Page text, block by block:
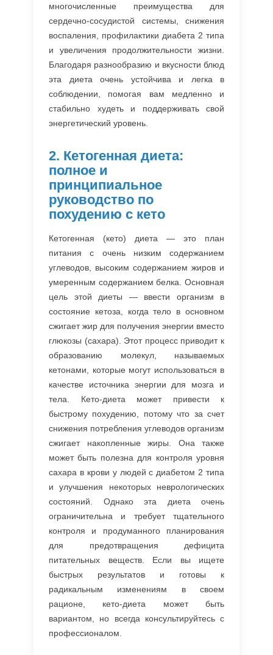
многочисленные преимущества для
сердечно-сосудистой системы, снижения
воспаления, профилактики диабета 2 типа
и увеличения продолжительности жизни.
Благодаря разнообразию и вкусности блюд
эта диета очень устойчива и легка в
соблюдении, помогая вам медленно и
стабильно худеть и поддерживать свой
энергетический уровень.
2. Кетогенная диета:
полное и
принципиальное
руководство по
похудению с кето
Кетогенная (кето) диета — это план
питания с очень низким содержанием
углеводов, высоким содержанием жиров и
умеренным содержанием белка. Основная
цель этой диеты — ввести организм в
состояние кетоза, когда тело в основном
сжигает жир для получения энергии вместо
глюкозы (сахара). Этот процесс приводит к
образованию молекул, называемых
кетонами, которые могут использоваться в
качестве источника энергии для мозга и
тела. Кето-диета может привести к
быстрому похудению, потому что за счет
снижения потребления углеводов организм
сжигает накопленные жиры. Она также
может быть полезна для контроля уровня
сахара в крови у людей с диабетом 2 типа
и улучшения некоторых неврологических
состояний. Однако эта диета очень
ограничительна и требует тщательного
контроля и продуманного планирования
для предотвращения дефицита
питательных веществ. Если вы ищете
быстрых результатов и готовы к
радикальным изменениям в своем
рационе, кето-диета может быть
вариантом, но всегда консультируйтесь с
профессионалом.